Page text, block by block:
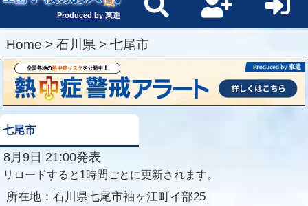
Produced by 東進
Home > 石川県 > 七尾市
七尾市
8月9日 21:00発表
リロードすると1時間ごとに更新されます。
所在地： 石川県七尾市袖ヶ江町イ部25